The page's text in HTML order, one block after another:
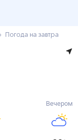
Погода на завтра
Вечером